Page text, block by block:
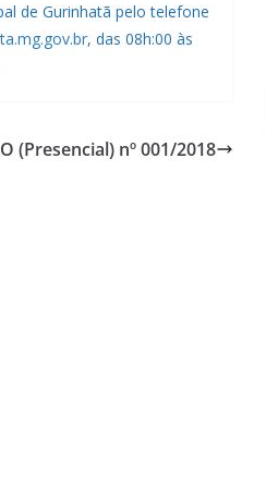
de Gurinhatã pelo telefone
, das 08h:00 às
(Presencial) nº 001/2018